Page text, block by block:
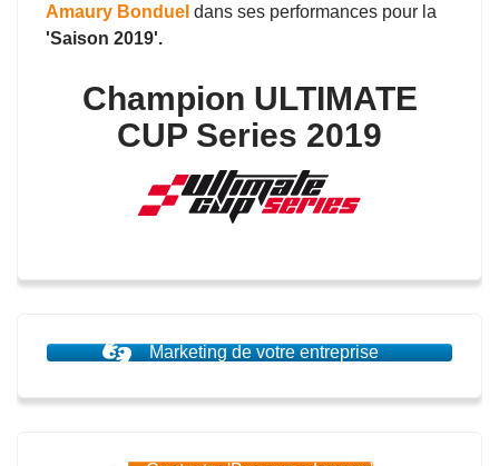
Amaury Bonduel dans ses performances pour la
'Saison 2019'.
Champion ULTIMATE
CUP Series 2019
Marketing de votre entreprise